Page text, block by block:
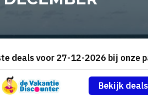
deals voor 27-12-2026 bij onze
Bekijk deals